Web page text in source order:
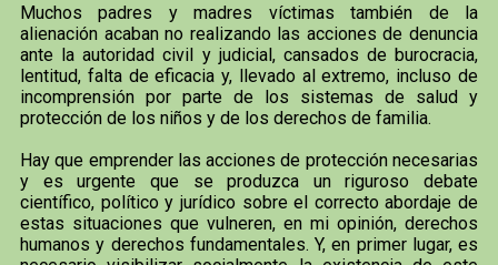
Muchos padres y madres víctimas también de la
alienación acaban no realizando las acciones de denuncia
ante la autoridad civil y judicial, cansados de burocracia,
lentitud, falta de eficacia y, llevado al extremo, incluso de
incomprensión por parte de los sistemas de salud y
protección de los niños y de los derechos de familia.
Hay que emprender las acciones de protección necesarias
y es urgente que se produzca un riguroso debate
científico, político y jurídico sobre el correcto abordaje de
estas situaciones que vulneren, en mi opinión, derechos
humanos y derechos fundamentales. Y, en primer lugar, es